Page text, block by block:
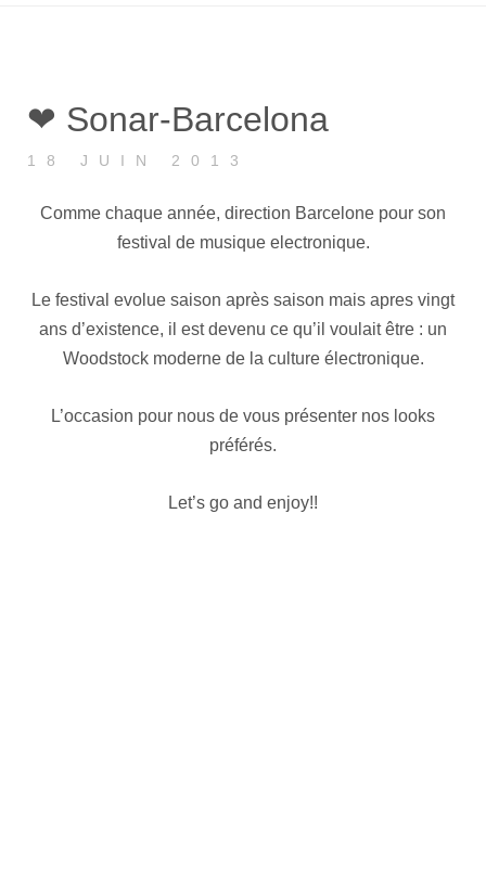
❤ Sonar-Barcelona
18 JUIN 2013
Comme chaque année, direction Barcelone pour son
festival de musique electronique.
Le festival evolue saison après saison mais apres vingt
ans d’existence, il est devenu ce qu’il voulait être : un
Woodstock moderne de la culture électronique.
L’occasion pour nous de vous présenter nos looks
préférés.
Let’s go and enjoy!!